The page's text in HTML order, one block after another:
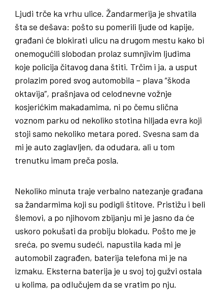
Ljudi trče ka vrhu ulice. Žandarmerija je shvatila
šta se dešava: pošto su pomerili ljude od kapije,
građani će blokirati ulicu na drugom mestu kako bi
onemogućili slobodan prolaz sumnjivim ljudima
koje policija čitavog dana štiti. Trčim i ja, a usput
prolazim pored svog automobila – plava “škoda
oktavija”, prašnjava od celodnevne vožnje
kosjerićkim makadamima, ni po čemu slična
voznom parku od nekoliko stotina hiljada evra koji
stoji samo nekoliko metara pored. Svesna sam da
mi je auto zaglavljen, da odudara, ali u tom
trenutku imam preča posla.
Nekoliko minuta traje verbalno natezanje građana
sa žandarmima koji su podigli štitove. Pristižu i beli
šlemovi, a po njihovom zbijanju mi je jasno da će
uskoro pokušati da probiju blokadu. Pošto me je
sreća, po svemu sudeći, napustila kada mi je
automobil zagrađen, baterija telefona mi je na
izmaku. Eksterna baterija je u svoj toj gužvi ostala
u kolima, pa odlučujem da se vratim po nju.